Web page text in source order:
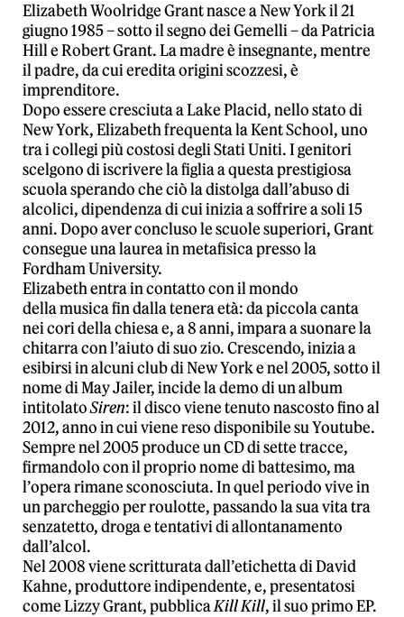
Elizabeth Woolridge Grant nasce a New York il 21
giugno 1985 – sotto il segno dei Gemelli – da Patricia
Hill e Robert Grant. La madre è insegnante, mentre
il padre, da cui eredita origini scozzesi, è
imprenditore.
Dopo essere cresciuta a Lake Placid, nello stato di
New York, Elizabeth frequenta la Kent School, uno
tra i collegi più costosi degli Stati Uniti. I genitori
scelgono di iscrivere la figlia a questa prestigiosa
scuola sperando che ciò la distolga dall’abuso di
alcolici, dipendenza di cui inizia a soffrire a soli 15
anni. Dopo aver concluso le scuole superiori, Grant
consegue una laurea in metafisica presso la
Fordham University.
Elizabeth entra in contatto con il mondo
della musica fin dalla tenera età: da piccola canta
nei cori della chiesa e, a 8 anni, impara a suonare la
chitarra con l’aiuto di suo zio. Crescendo, inizia a
esibirsi in alcuni club di New York e nel 2005, sotto il
nome di May Jailer, incide la demo di un album
intitolatoSiren: il disco viene tenuto nascosto fino al
2012, anno in cui viene reso disponibile su Youtube.
Sempre nel 2005 produce un CD di sette tracce,
firmandolo con il proprio nome di battesimo, ma
l’opera rimane sconosciuta. In quel periodo vive in
un parcheggio per roulotte, passando la sua vita tra
senzatetto, droga e tentativi di allontanamento
dall’alcol.
Nel 2008 viene scritturata dall’etichetta di David
Kahne, produttore indipendente, e, presentatosi
come Lizzy Grant, pubblicaKill Kill, il suo primo EP.